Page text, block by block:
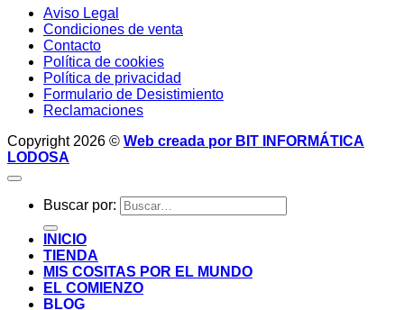
Aviso Legal
Condiciones de venta
Contacto
Política de cookies
Política de privacidad
Formulario de Desistimiento
Reclamaciones
Copyright 2026 © Web creada por BIT INFORMÁTICA
LODOSA
Buscar por:
INICIO
TIENDA
MIS COSITAS POR EL MUNDO
EL COMIENZO
BLOG